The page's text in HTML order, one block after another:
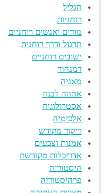
הגליל
רוחניות
מורים ואנשים רוחניים
תרגול ודרך רוחנית
ישובים רוחניים
דמנהור
מאגיה
אחווה לבנה
אסטרולוגיה
אלכימיה
ריקוד מקודש
אמנות וצבעים
אדריכלות מקודשת
היסטוריה
פרהיסטוריה